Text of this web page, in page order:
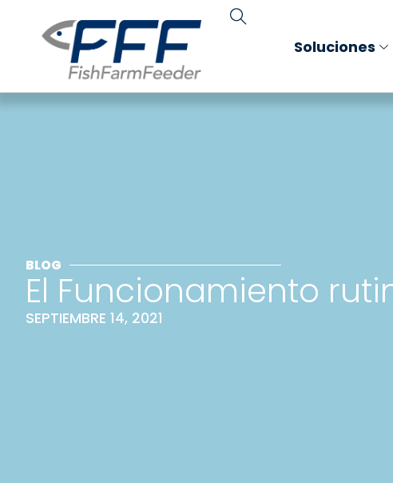
Soluciones
BLOG
El Funcionamiento
SEPTIEMBRE 14, 2021